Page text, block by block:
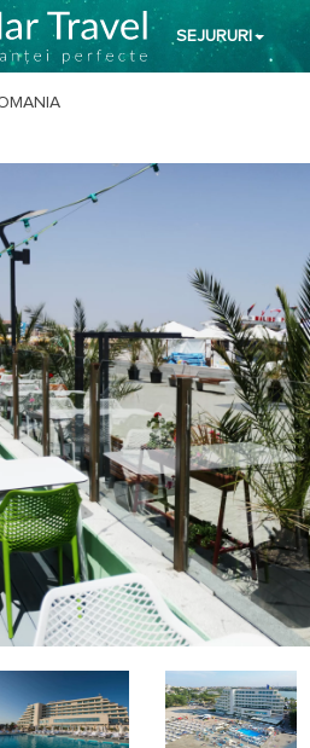
SEJURURI